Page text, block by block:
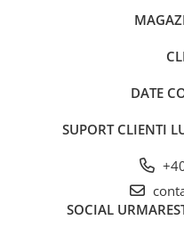
DATE
SUPORT CLIENTI
SOCIAL